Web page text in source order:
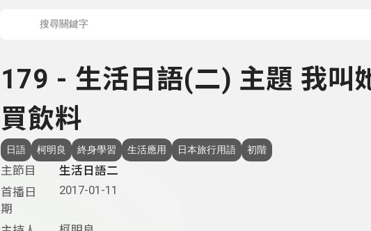
179 - 生活日語(二) 主題 我叫
買飲料
日語 柯明良 終身學習 生活應用 日本旅行用語 初階
主節目
生活日語二
首播日
期
2017-01-11